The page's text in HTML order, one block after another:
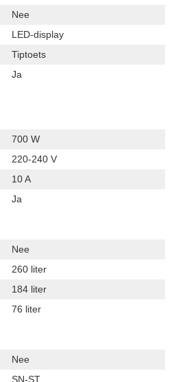
Nee
LED-display
Tiptoets
Ja
700 W
220-240 V
10 A
Ja
Nee
260 liter
184 liter
76 liter
Nee
SN-ST